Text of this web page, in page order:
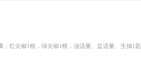
红尖椒1根，绿尖椒1根，油适量、盐适量、生抽1匙